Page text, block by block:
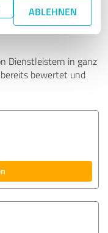
ABLEHNEN
finden - mit
Dienstleistern in ganz
bewertet und